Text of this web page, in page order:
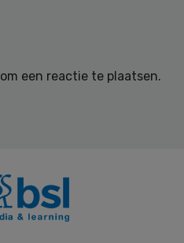
om een reactie te plaatsen.